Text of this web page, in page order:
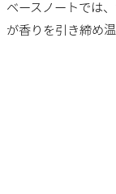
ベースノートでは
が香りを引き締め